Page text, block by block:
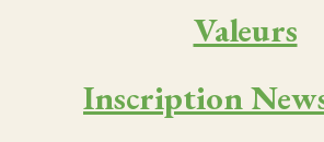
Valeurs
Inscription